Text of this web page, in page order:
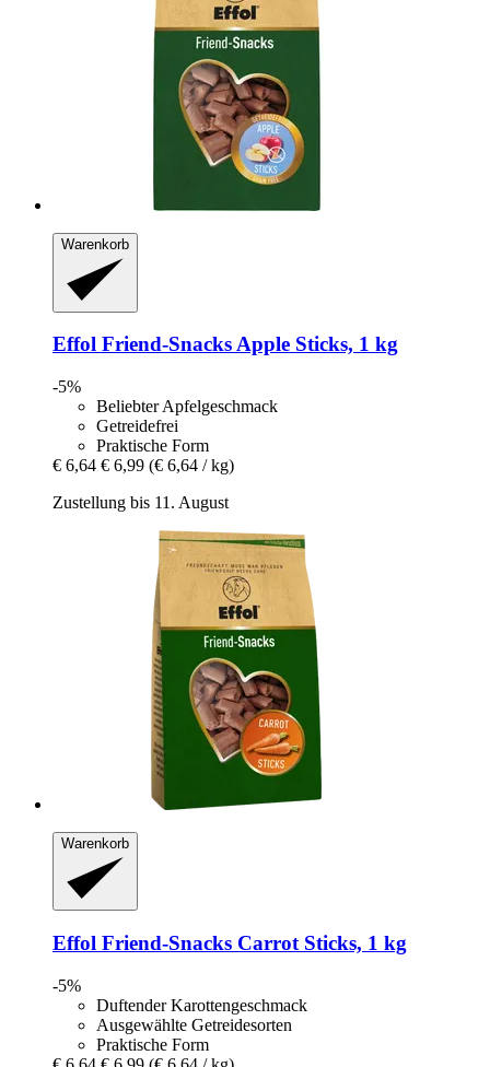
Warenkorb
Effol Friend-​Snacks Apple Sticks, 1 kg
-5%
Beliebter Apfelgeschmack
Getreidefrei
Praktische Form
€ 6,64 € 6,99 (€ 6,64 / kg)
Zustellung bis 11. August
Warenkorb
Effol Friend-​Snacks Carrot Sticks, 1 kg
-5%
Duftender Karottengeschmack
Ausgewählte Getreidesorten
Praktische Form